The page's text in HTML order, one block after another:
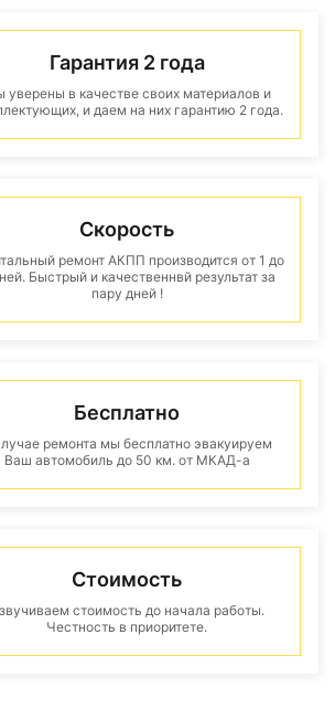
Гарантия 2 года
уверены в качестве своих материалов и
и даем на них гарантию 2 года.
Скорость
ремонт АКПП производится от 1 до
Быстрый и качественнвй результат за
пару дней !
Бесплатно
ремонта мы бесплатно эвакуируем
Ваш автомобиль до 50 км. от МКАД-а
Стоимость
стоимость до начала работы.
Честность в приоритете.